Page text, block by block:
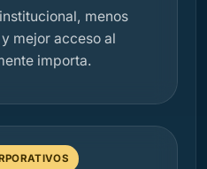
menos
mejor acceso al
importa.